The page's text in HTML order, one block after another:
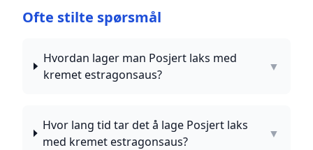
Ofte stilte spørsmål
Hvordan lager man Posjert laks med
kremet estragonsaus?
▼
Hvor lang tid tar det å lage Posjert laks
med kremet estragonsaus?
▼